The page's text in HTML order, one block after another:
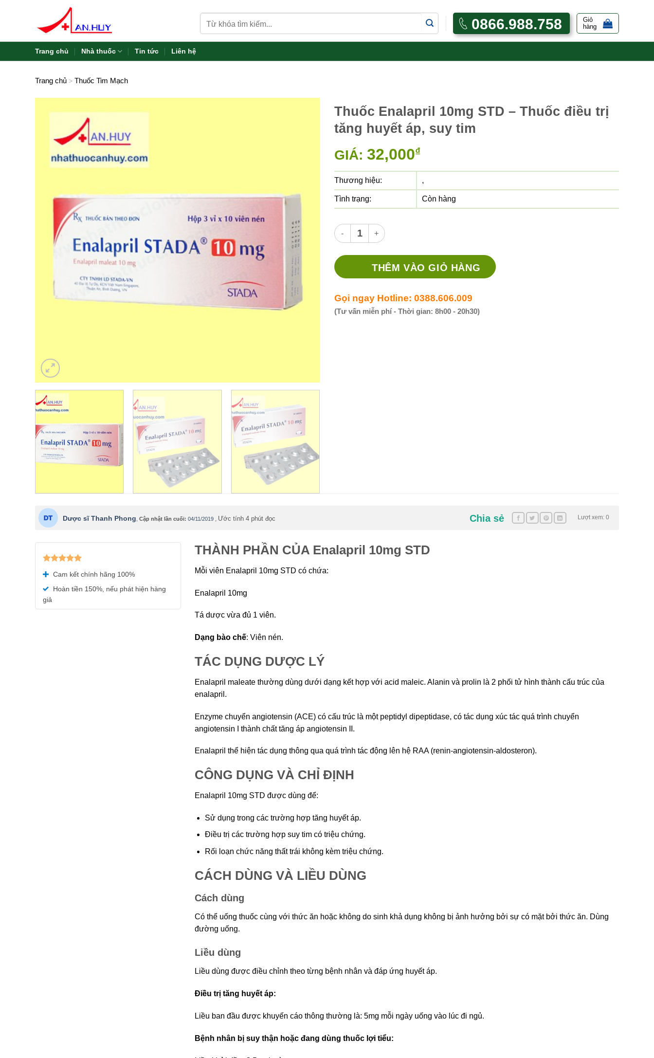
kiếm:
0866.988.758
Giỏ
hàng
Trang chủ Nhà thuốc Tin tức Liên hệ
Trang chủ > Thuốc Tim Mạch
Thuốc Enalapril 10mg STD – Thuốc điều trị
tăng huyết áp, suy tim
GIÁ: 32,000₫
Thương hiệu: ,
Tình trạng: Còn hàng
Thuốc Enalapril 10mg STD – Thuốc điều trị tăng huyết áp, suy tim số lượng
THÊM VÀO GIỎ HÀNG
Gọi ngay Hotline: 0388.606.009
(Tư vấn miễn phí - Thời gian: 8h00 - 20h30)
Dược sĩ Thanh Phong Cập nhật lần cuối: 04/11/2019 Ước tính 4 phút đọc Lượt xem: 0
Chia sẻ
hạng5.00
5 sao
Cam kết chính hãng 100%
Hoàn tiền 150%, nếu phát hiện hàng
giả
THÀNH PHẦN CỦA Enalapril 10mg STD
Mỗi viên Enalapril 10mg STD có chứa:
Enalapril 10mg
Tá dược vừa đủ 1 viên.
Dạng bào chế: Viên nén.
TÁC DỤNG DƯỢC LÝ
Enalapril maleate thường dùng dưới dạng kết hợp với acid maleic. Alanin và prolin là 2 phối tử hình thành cấu trúc của
enalapril.
Enzyme chuyển angiotensin (ACE) có cấu trúc là một peptidyl dipeptidase, có tác dụng xúc tác quá trình chuyển
angiotensin I thành chất tăng áp angiotensin II.
Enalapril thể hiện tác dụng thông qua quá trình tác động lên hệ RAA (renin-angiotensin-aldosteron).
CÔNG DỤNG VÀ CHỈ ĐỊNH
Enalapril 10mg STD được dùng để:
Sử dụng trong các trường hợp tăng huyết áp.
Điều trị các trường hợp suy tim có triệu chứng.
Rối loạn chức năng thất trái không kèm triệu chứng.
CÁCH DÙNG VÀ LIỀU DÙNG
Cách dùng
Có thể uống thuốc cùng với thức ăn hoặc không do sinh khả dụng không bị ảnh hưởng bởi sự có mặt bởi thức ăn. Dùng
đường uống.
Liều dùng
Liều dùng được điều chỉnh theo từng bệnh nhân và đáp ứng huyết áp.
Điều trị tăng huyết áp:
Liều ban đầu được khuyến cáo thông thường là: 5mg mỗi ngày uống vào lúc đi ngủ.
Bệnh nhân bị suy thận hoặc đang dùng thuốc lợi tiểu: